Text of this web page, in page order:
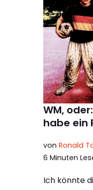
WM,
habe ein
von Ronald
6 Minuten
Ich könnte